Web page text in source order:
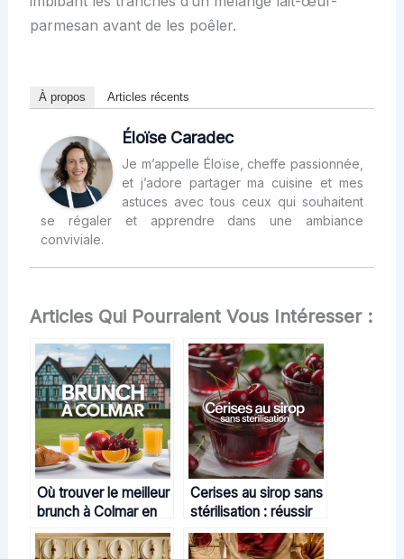
parmesan avant de les poêler.
À propos Articles récents
Éloïse Caradec
Je m’appelle Éloïse, cheffe passionnée,
et j’adore partager ma cuisine et mes
astuces avec tous ceux qui souhaitent
se régaler et apprendre dans une ambiance
conviviale.
Articles Qui Pourraient Vous Intéresser :
Où trouver le meilleur
brunch à Colmar en
2024
Cerises au sirop sans
stérilisation : réussir
votre recette maison
simplement